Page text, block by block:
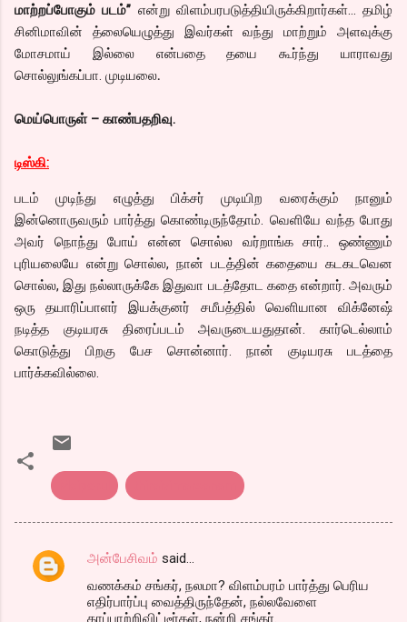
மாற்றப்போகும் படம்” என்று விளம்பரபடுத்தியிருக்கிறார்கள்… தமிழ்
சினிமாவின் த்லையெழுத்து இவர்கள் வந்து மாற்றும் அளவுக்கு
மோசமாய் இல்லை என்பதை தயை கூர்ந்து யாராவது
சொல்லுங்கப்பா. முடியலை.
மெய்பொருள் – காண்பதறிவு.
டிஸ்கி:
படம் முடிந்து எழுத்து பிக்சர் முடியிற வரைக்கும் நானும்
இன்னொருவரும் பார்த்து கொண்டிருந்தோம். வெளியே வந்த போது
அவர் நொந்து போய் என்ன சொல்ல வர்றாங்க சார்.. ஒண்ணும்
புரியலையே என்று சொல்ல, நான் படத்தின் கதையை கடகடவென
சொல்ல, இது நல்லாருக்கே இதுவா படத்தோட கதை என்றார். அவரும்
ஒரு தயாரிப்பாளர் இயக்குனர் சமீபத்தில் வெளியான விக்னேஷ்
நடித்த குடியரசு திரைப்படம் அவருடையதுதான். கார்டெல்லாம்
கொடுத்து பிறகு பேச சொன்னார். நான் குடியரசு படத்தை
பார்க்கவில்லை.
C
அன்பேசிவம் said…
வணக்கம் சங்கர், நலமா? விளம்பரம் பார்த்து பெரிய
எதிர்பார்ப்பு வைத்திருந்தேன், நல்லவேளை
காப்பாற்றிவிட்டீர்கள், நன்றி சங்கர்.